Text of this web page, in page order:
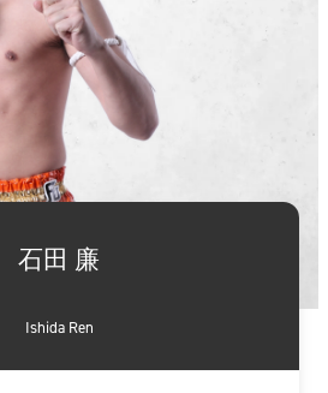
石田 廉
Ishida Ren